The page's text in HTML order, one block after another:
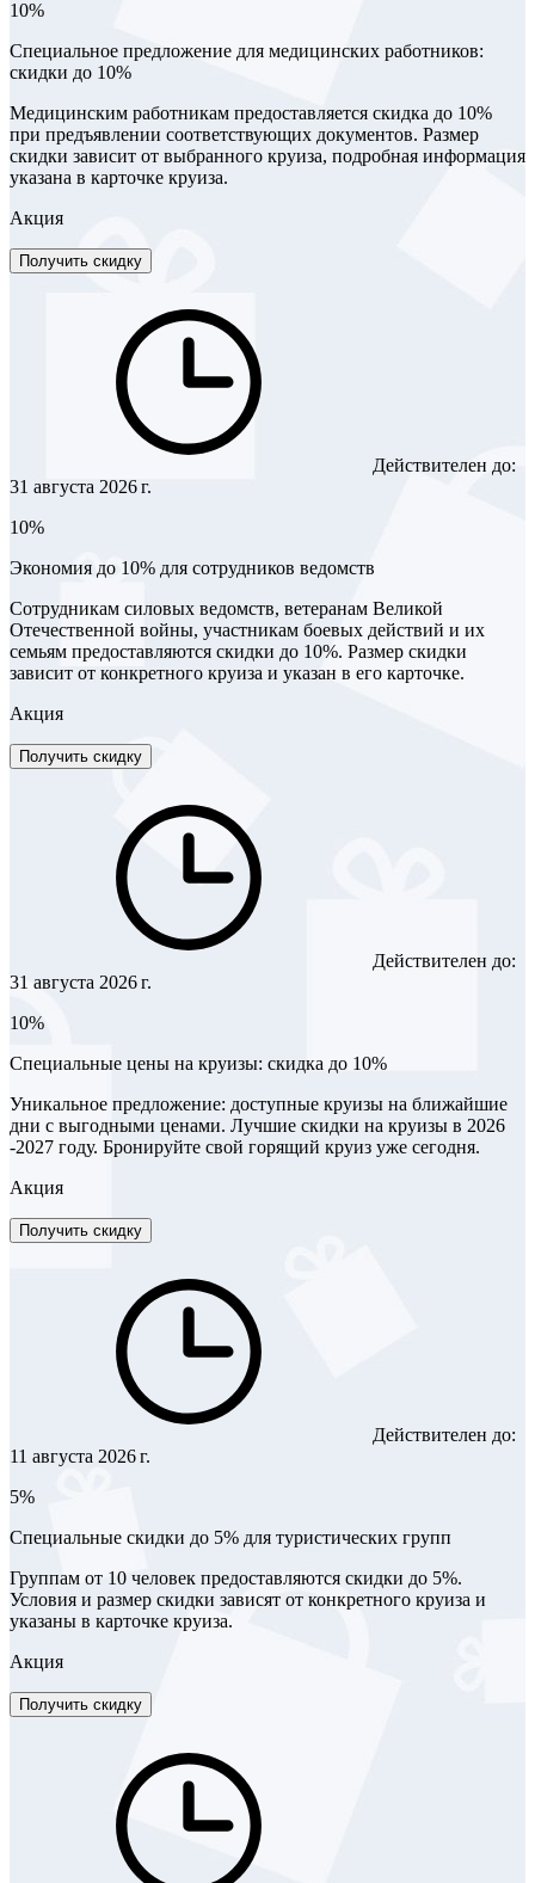
10%
Специальное предложение для медицинских работников:
скидки до 10%
Медицинским работникам предоставляется скидка до 10%
при предъявлении соответствующих документов. Размер
скидки зависит от выбранного круиза, подробная информация
указана в карточке круиза.
Акция
Получить скидку
Действителен до:
31 августа 2026 г.
10%
Экономия до 10% для сотрудников ведомств
Сотрудникам силовых ведомств, ветеранам Великой
Отечественной войны, участникам боевых действий и их
семьям предоставляются скидки до 10%. Размер скидки
зависит от конкретного круиза и указан в его карточке.
Акция
Получить скидку
Действителен до:
31 августа 2026 г.
10%
Специальные цены на круизы: скидка до 10%
Уникальное предложение: доступные круизы на ближайшие
дни с выгодными ценами. Лучшие скидки на круизы в 2026
-2027 году. Бронируйте свой горящий круиз уже сегодня.
Акция
Получить скидку
Действителен до:
11 августа 2026 г.
5%
Специальные скидки до 5% для туристических групп
Группам от 10 человек предоставляются скидки до 5%.
Условия и размер скидки зависят от конкретного круиза и
указаны в карточке круиза.
Акция
Получить скидку